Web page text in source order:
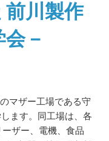
前川製作
－
マザー工場である守
ます。同工場は、各
ザー、電機、食品